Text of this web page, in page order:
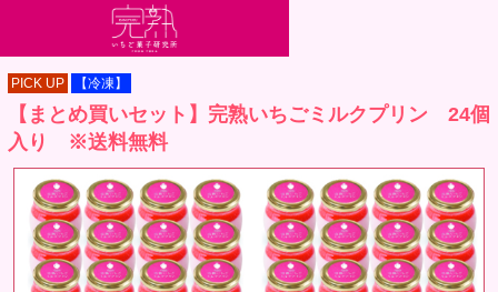
PICK UP 【冷凍】
【まとめ買いセット】完熟いちごミルクプリン 24個
入り ※送料無料